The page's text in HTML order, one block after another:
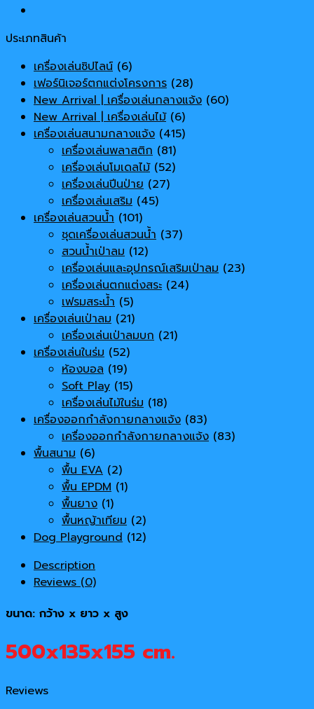
ประเภทสินค้า
เครื่องเล่นซิปไลน์ (6)
เฟอร์นิเจอร์ตกแต่งโครงการ (28)
New Arrival | เครื่องเล่นกลางแจ้ง (60)
New Arrival | เครื่องเล่นไม้ (6)
เครื่องเล่นสนามกลางแจ้ง (415)
เครื่องเล่นพลาสติก (81)
เครื่องเล่นโมเดลไม้ (52)
เครื่องเล่นปีนป่าย (27)
เครื่องเล่นเสริม (45)
เครื่องเล่นสวนน้ำ (101)
ชุดเครื่องเล่นสวนน้ำ (37)
สวนน้ำเป่าลม (12)
เครื่องเล่นและอุปกรณ์เสริมเป่าลม (23)
เครื่องเล่นตกแต่งสระ (24)
เฟรมสระน้ำ (5)
เครื่องเล่นเป่าลม (21)
เครื่องเล่นเป่าลมบก (21)
เครื่องเล่นในร่ม (52)
ห้องบอล (19)
Soft Play (15)
เครื่องเล่นไม้ในร่ม (18)
เครื่องออกกำลังกายกลางแจ้ง (83)
เครื่องออกกำลังกายกลางแจ้ง (83)
พื้นสนาม (6)
พื้น EVA (2)
พื้น EPDM (1)
พื้นยาง (1)
พื้นหญ้าเทียม (2)
Dog Playground (12)
Description
Reviews (0)
ขนาด: กว้าง x ยาว x สูง
500x135x155 cm.
Reviews